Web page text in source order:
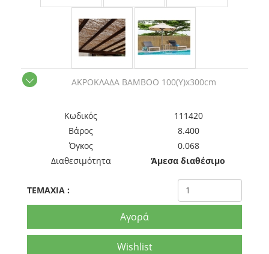
ΑΚΡΟΚΛΑΔΑ ΒΑΜΒΟΟ 100(Y)x300cm
Kωδικός
111420
Βάρος
8.400
Όγκος
0.068
Διαθεσιμότητα
Άμεσα διαθέσιμο
TEMAXIA :
Αγορά
Wishlist